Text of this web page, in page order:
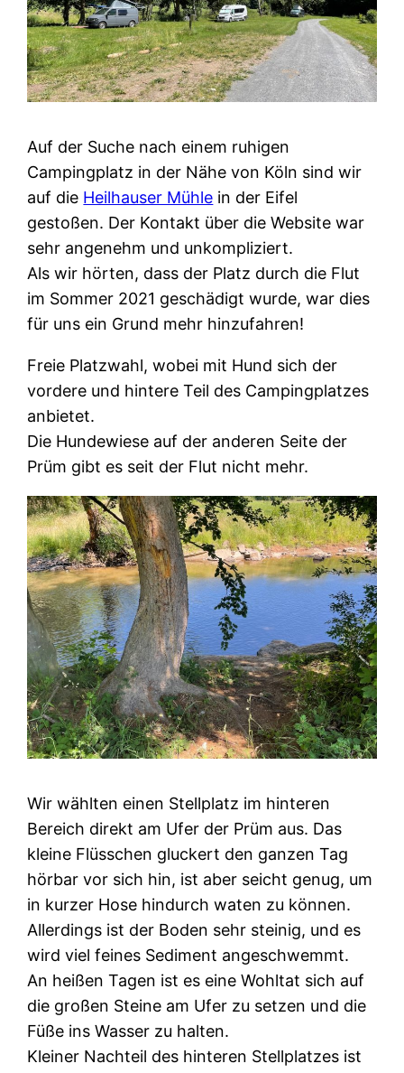
Auf der Suche nach einem ruhigen
Campingplatz in der Nähe von Köln sind wir
auf die Heilhauser Mühle in der Eifel
gestoßen. Der Kontakt über die Website war
sehr angenehm und unkompliziert.
Als wir hörten, dass der Platz durch die Flut
im Sommer 2021 geschädigt wurde, war dies
für uns ein Grund mehr hinzufahren!
Freie Platzwahl, wobei mit Hund sich der
vordere und hintere Teil des Campingplatzes
anbietet.
Die Hundewiese auf der anderen Seite der
Prüm gibt es seit der Flut nicht mehr.
Wir wählten einen Stellplatz im hinteren
Bereich direkt am Ufer der Prüm aus. Das
kleine Flüsschen gluckert den ganzen Tag
hörbar vor sich hin, ist aber seicht genug, um
in kurzer Hose hindurch waten zu können.
Allerdings ist der Boden sehr steinig, und es
wird viel feines Sediment angeschwemmt.
An heißen Tagen ist es eine Wohltat sich auf
die großen Steine am Ufer zu setzen und die
Füße ins Wasser zu halten.
Kleiner Nachteil des hinteren Stellplatzes ist